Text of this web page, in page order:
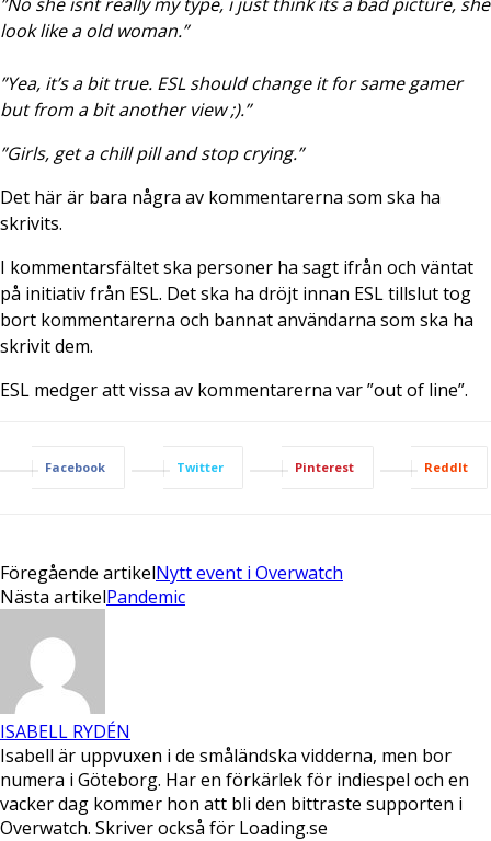
look like a old woman.”
”Yea, it’s a bit true. ESL should change it for same gamer
but from a bit another view ;).”
”Girls, get a chill pill and stop crying.”
Det här är bara några av kommentarerna som ska ha
skrivits.
I kommentarsfältet ska personer ha sagt ifrån och väntat
på initiativ från ESL. Det ska ha dröjt innan ESL tillslut tog
bort kommentarerna och bannat användarna som ska ha
skrivit dem.
ESL medger att vissa av kommentarerna var ”out of line”.
Facebook Twitter Pinterest ReddIt
Föregående artikelNytt event i Overwatch
Nästa artikelPandemic
ISABELL RYDÉN
Isabell är uppvuxen i de småländska vidderna, men bor
numera i Göteborg. Har en förkärlek för indiespel och en
vacker dag kommer hon att bli den bittraste supporten i
Overwatch. Skriver också för Loading.se